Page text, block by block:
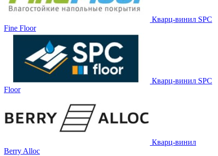
Кварц-винил SPC
Fine Floor
Кварц-винил SPC
Floor
Кварц-винил
Berry Alloc